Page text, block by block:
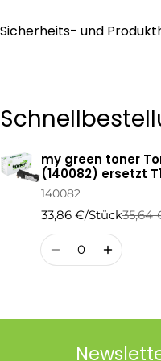
Sicherheits- und
Ihr
Warenkorb
my green toner
(140082) ersetzt
140082
33,86 €/Stück
Regulärer
Preis
35,64
Verkaufspreis
Menge